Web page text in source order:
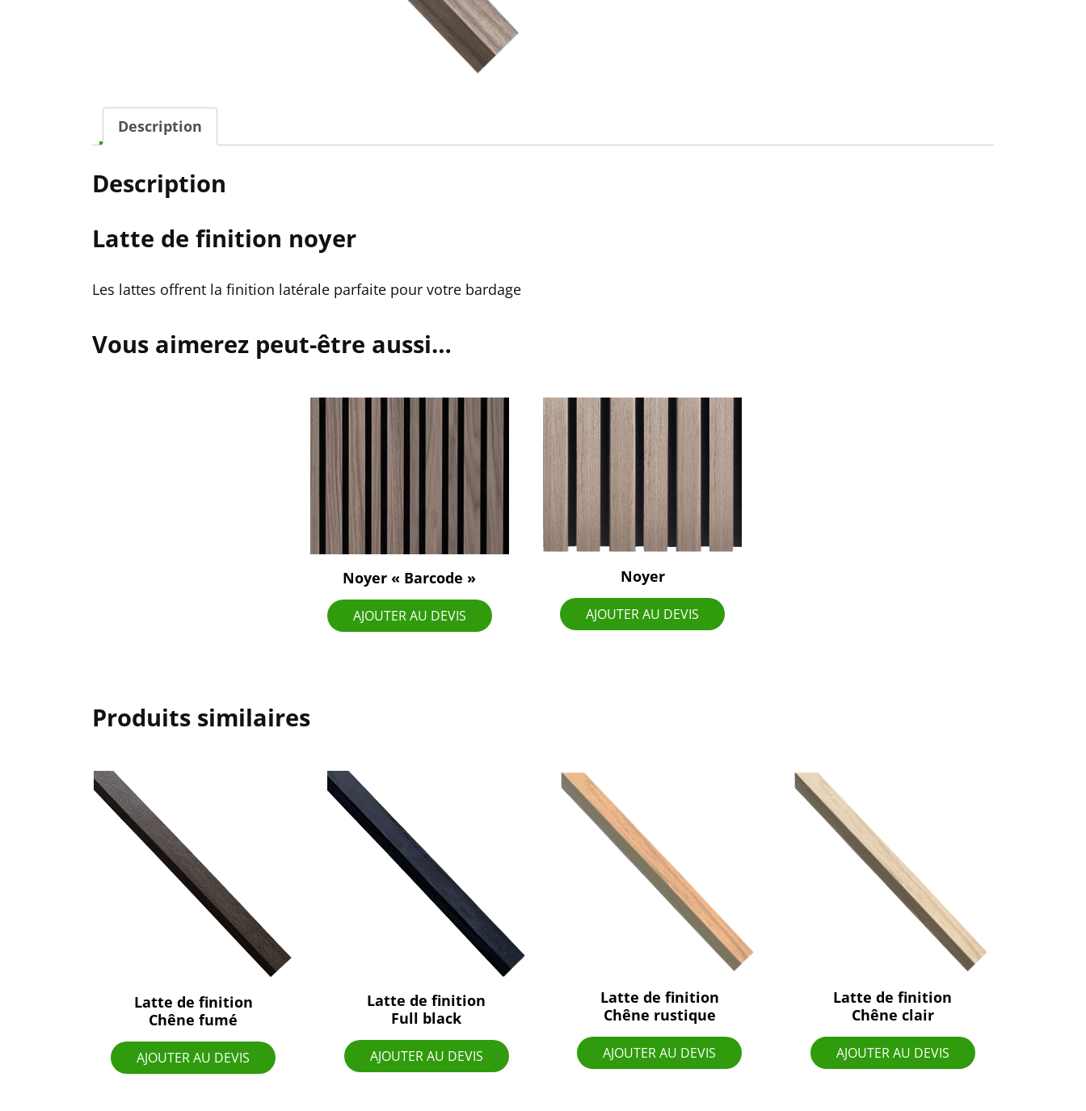
Description
Description
Latte de finition noyer
Les lattes offrent la finition latérale parfaite pour votre bardage
Vous aimerez peut-être aussi…
Noyer « Barcode »
AJOUTER AU DEVIS
Noyer
AJOUTER AU DEVIS
Produits similaires
Latte de finition
Chêne fumé
AJOUTER AU DEVIS
Latte de finition
Full black
AJOUTER AU DEVIS
Latte de finition
Chêne rustique
AJOUTER AU DEVIS
Latte de finition
Chêne clair
AJOUTER AU DEVIS